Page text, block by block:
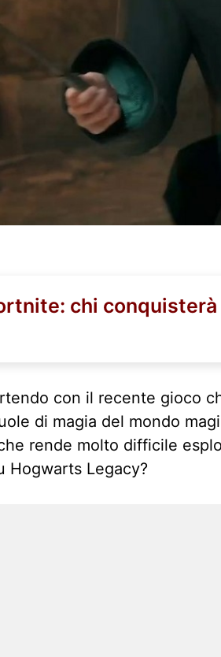
chi
con il recente gioco
di magia del mondo
rende molto difficile
Hogwarts Legacy?